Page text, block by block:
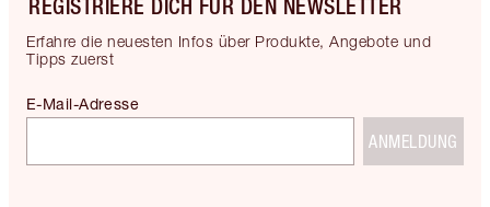
REGISTRIERE DICH FÜR DEN NEWSLETTER
Erfahre die neuesten Infos über Produkte, Angebote und
Tipps zuerst
E-Mail-Adresse
ANMELDUNG